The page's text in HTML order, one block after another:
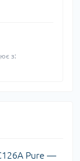
з:
Pure —